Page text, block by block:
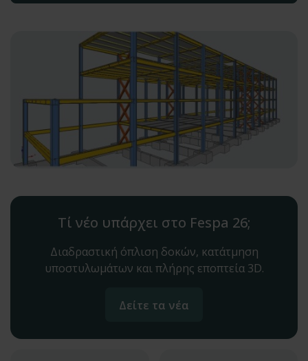
Τί νέο υπάρχει στο Fespa 26;
Διαδραστική όπλιση δοκών, κατάτμηση
υποστυλωμάτων και πλήρης εποπτεία 3D.
Δείτε τα νέα